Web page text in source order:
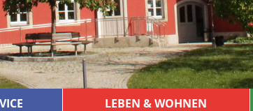
LEBEN & WOHNEN